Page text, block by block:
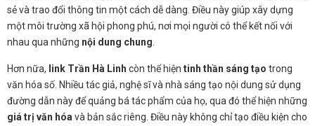
sẻ và trao đổi thông tin một cách dễ dàng. Điều này giúp xây dựng
một môi trường xã hội phong phú, nơi mọi người có thể kết nối với
nhau qua những nội dung chung
Hơn nữa, link Trần Hà Linh còn thể hiện tinh thần sáng tạo trong
văn hóa số. Nhiều tác giả, nghệ sĩ và nhà sáng tạo nội dung sử dụng
đường dẫn này để quảng bá tác phẩm của họ, qua đó thể hiện những
giá trị văn hóa và bản sắc riêng. Điều này không chỉ tạo điều kiện cho